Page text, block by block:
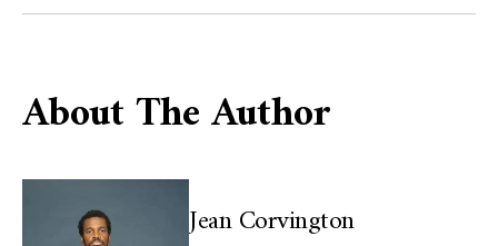
About The Author
Jean Corvington